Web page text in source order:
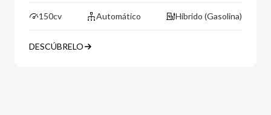
150cv Automático Híbrido (Gasolina)
DESCÚBRELO